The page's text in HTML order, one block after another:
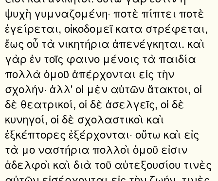
ψυχὴ γυμναζομένη· ποτὲ πίπτει ποτὲ
ἐγείρεται, οἰκοδομεῖ κατα στρέφεται,
ἕως οὗ τὰ νικητήρια ἀπενέγκηται. καὶ
γὰρ ἐν τοῖς φαινο μένοις τὰ παιδία
πολλὰ ὁμοῦ ἀπέρχονται εἰς τὴν
σχολήν· ἀλλ' οἱ μὲν αὐτῶν ἄτακτοι, οἱ
δὲ θεατρικοί, οἱ δὲ ἀσελγεῖς, οἱ δὲ
κυνηγοί, οἱ δὲ σχολαστικοὶ καὶ
ἐξκέπτορες ἐξέρχονται· οὕτω καὶ εἰς
τὰ μο ναστήρια πολλοὶ ὁμοῦ εἰσιν
ἀδελφοὶ καὶ διὰ τοῦ αὐτεξουσίου τινὲς